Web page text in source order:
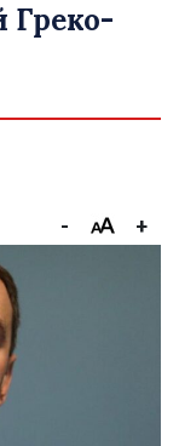
Греко-
- +